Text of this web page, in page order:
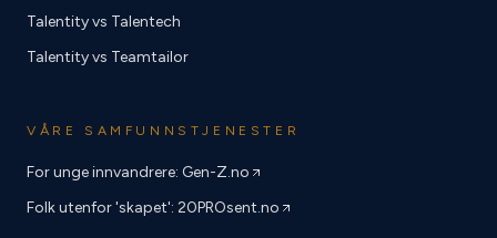
Talentity vs Talentech
Talentity vs Teamtailor
VÅRE SAMFUNNSTJENESTER
For unge innvandrere: Gen-Z.no
Folk utenfor 'skapet': 20PROsent.no